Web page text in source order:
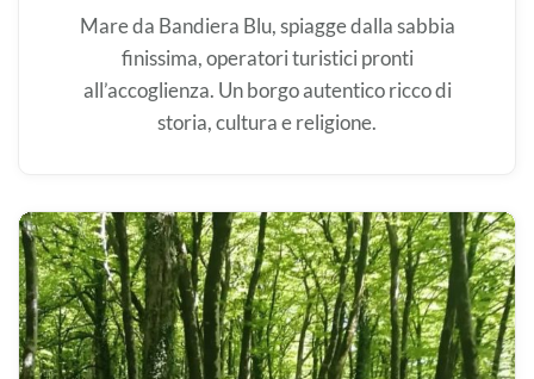
Mare da Bandiera Blu, spiagge dalla sabbia
finissima, operatori turistici pronti
all’accoglienza. Un borgo autentico ricco di
storia, cultura e religione.